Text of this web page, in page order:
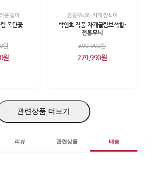
운 칠이
목단꽃
원
원
전통무늬와 자개 장식이
박인호 작품 자개굴림보석함-
전통무늬
300,000원
279,990원
관련상품 더보기
리뷰 관련상품 배송